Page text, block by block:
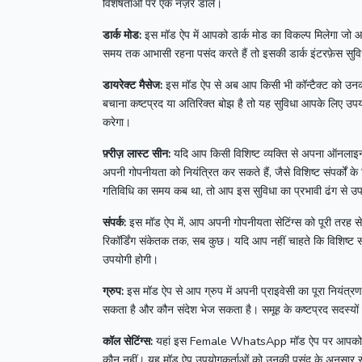
विशेषताओं पर एक नज़र डालें।
डार्क मोड: इस मॉड ऐप में आपको डार्क मोड का विकल्प मिलेगा
समय तक आभासी रहना पसंद करते हैं तो इसकी डार्क इंटरफ़ेस
डायरेक्ट मैसेज: इस मॉड ऐप से अब आप किसी भी कॉन्टैक्ट को
बचाना कष्टप्रद या अतिरिक्त बोझ है तो यह सुविधा आपके लिए
करेगा।
फ़्रीज़ लास्ट सीन: यदि आप किसी विशिष्ट व्यक्ति से अपना
अपनी गोपनीयता को नियंत्रित कर सकते हैं, जैसे विशिष्ट संपर्कों
गतिविधि का समय कब था, तो आप इस सुविधा का प्रभावी ढंग से
संपर्क: इस मॉड ऐप में, आप अपनी गोपनीयता सेटिंग्स को पूरी
रिकॉर्डिंग संकेतक तक, सब कुछ। यदि आप नहीं चाहते कि
उपयोगी होगी।
ग्रुप: इस मॉड ऐप से आप ग्रुप में अपनी प्राइवेसी का पूरा
सकता है और कौन संदेश भेज सकता है। समूह के कष्टप्रद
कॉल सेटिंग्स: यहां इसFemale WhatsApp मॉड ऐप पर